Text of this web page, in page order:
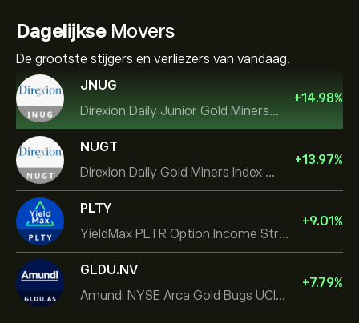
DagelijkseMovers
De grootste stijgers en verliezers van vandaag.
JNUG
Direxion Daily Junior Gold Miners Index Bull 2X ETF
+14.98%
NUGT
Direxion Daily Gold Miners Index Bull 2X ETF
+13.97%
PLTY
YieldMax PLTR Option Income Strategy ETF
+9.01%
GLDU.NV
Amundi NYSE Arca Gold Bugs UCITS ETF Dist
+7.79%